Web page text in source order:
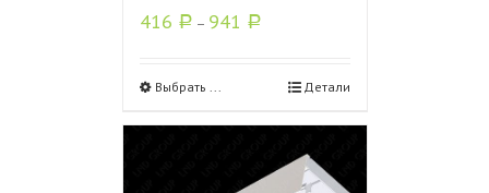
416 Р – 941 Р
Выбрать ... Детали